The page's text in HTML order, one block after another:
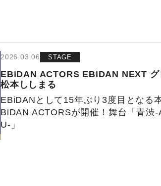
2026.03.06 STAGE
EBiDAN ACTORS EBiDAN NEXT
松本ししまる
EBiDANとして15年ぶり3度目となる
BiDAN ACTORSが開催！舞台「青渋-
U-」